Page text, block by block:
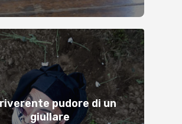
pudore di un
giullare